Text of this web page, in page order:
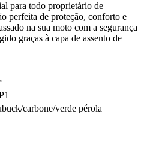
para todo proprietário de
perfeita de proteção, conforto e
na sua moto com a segurança
graças à capa de assento de
carbone/verde pérola